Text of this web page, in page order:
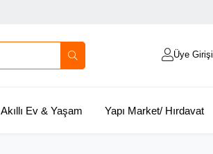
Üye Girişi
Akıllı Ev & Yaşam Yapı Market/ Hırdavat